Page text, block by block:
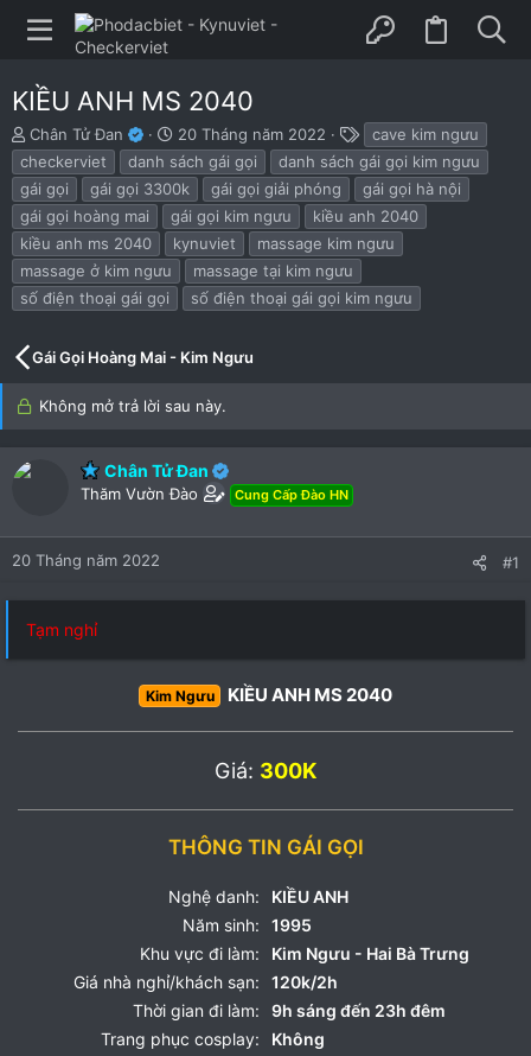
KIỀU ANH MS 2040
B
ắ
t
đ
ầ
u
Chân Tử Đan
N
g
à
y
b
ắ
t
đ
20 Tháng năm 2022
h
ẻ
cave kim ngưu
checkerviet
danh sách gái gọi
danh sách gái gọi kim ngưu
gái gọi
gái gọi 3300k gái gọi giải phóng
gái gọi hà nội
gái gọi hoàng mai
gái gọi kim ngưu
kiều anh 2040
kiều anh ms 2040
kynuviet
massage kim ngưu
massage ở kim ngưu
massage tại kim ngưu
số điện thoại gái gọi
số điện thoại gái gọi kim ngưu
Gái Gọi Hoàng Mai - Kim Ngưu
Không mở trả lời sau này.
Chân Tử Đan
Thăm Vườn Đào Cung Cấp Đào HN
20 Tháng năm 2022 #1
Tạm nghỉ
Kim Ngưu KIỀU ANH MS 2040
Giá: 300K
THÔNG TIN GÁI GỌI
Nghệ danh:
KIỀU ANH
Năm sinh:
1995
Khu vực đi làm:
Kim Ngưu - Hai Bà Trưng
Giá nhà nghỉ/khách sạn:
120k/2h
Thời gian đi làm:
9h sáng đến 23h đêm
Trang phục cosplay:
Không